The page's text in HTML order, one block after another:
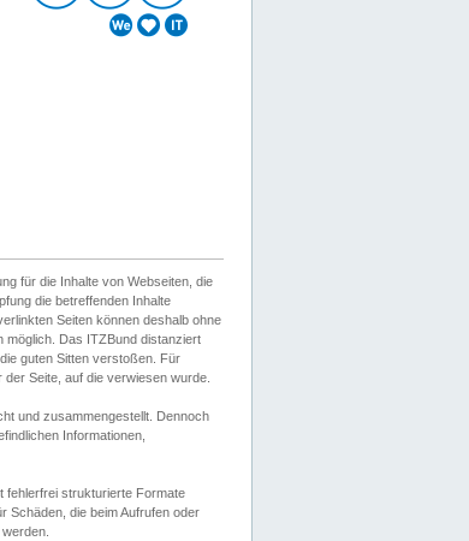
für die Inhalte von Webseiten, die
die betreffenden Inhalte
Seiten können deshalb ohne
möglich. Das ITZBund distanziert
guten Sitten verstoßen. Für
Seite, auf die verwiesen wurde.
und zusammengestellt. Dennoch
Informationen,
fehlerfrei strukturierte Formate
Schäden, die beim Aufrufen oder